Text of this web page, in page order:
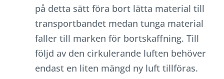
på detta sätt föra bort lätta material till
transportbandet medan tunga material
faller till marken för bortskaffning. Till
följd av den cirkulerande luften behöver
endast en liten mängd ny luft tillföras.